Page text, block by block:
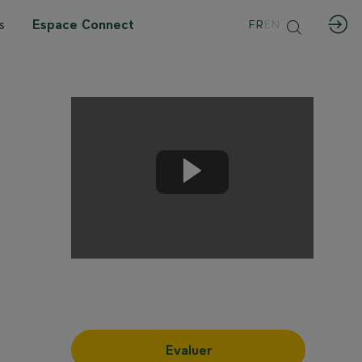
Espace Connect FREN
Evaluer